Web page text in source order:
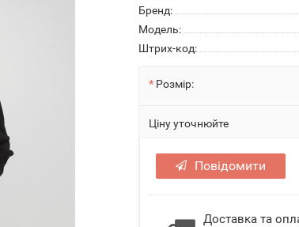
Бренд:
Модель:
Штрих-код:
Розмір:
Ціну уточнюйте
Повідомити
Доставка та